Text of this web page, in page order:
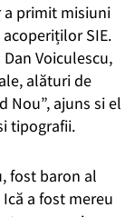
a primit misiuni
SIE.
Voiculescu,
alături de
Nou”, ajuns si el
tipografii.
fost baron al
Ică a fost mereu